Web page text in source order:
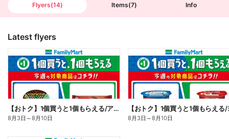
Flyers(14) Items(7) Info
Latest flyers
【おトク】1個買うと1個もらえる/アイス
8月3日 ～8月10日 8月3日 ～8月10日